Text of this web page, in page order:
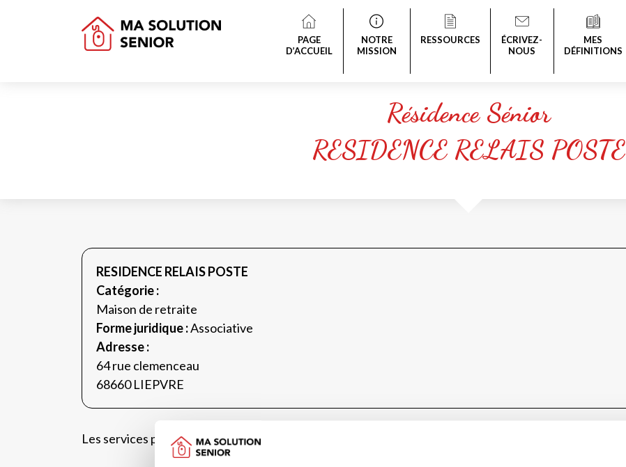
PAGE
D’ACCUEIL
NOTRE
MISSION
RESSOURCES
ÉCRIVEZ-
NOUS
MES
DÉFINITIONS
Résidence Sénior
RESIDENCE RELAIS POSTE
RESIDENCE RELAIS POSTE
Catégorie :
Maison de retraite
Forme juridique :Associative
Adresse :
64 rue clemenceau
68660 LIEPVRE
Les services proposés par la résidence Sénior RESIDENCE RELAIS POSTE